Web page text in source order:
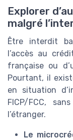
Explorer
malgré
Être interdit
l’accès au
française ou
Pourtant, il
en situation
FICP/FCC,
l’étranger.
Le